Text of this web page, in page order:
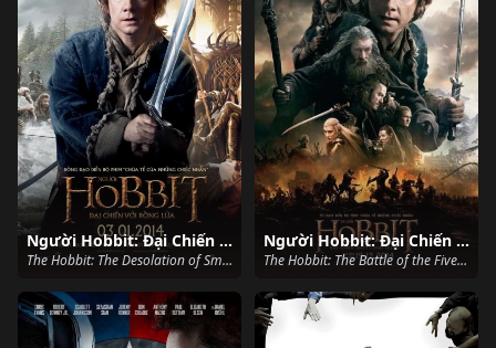
Người Hobbit: Đại Chiến Với Rồng Lửa
The Hobbit: The Desolation of Smaug (2013)
Người Hobbit: Đại Chiến Năm Cánh Quân
The Hobbit: The Battle of the Five Armies (2014)